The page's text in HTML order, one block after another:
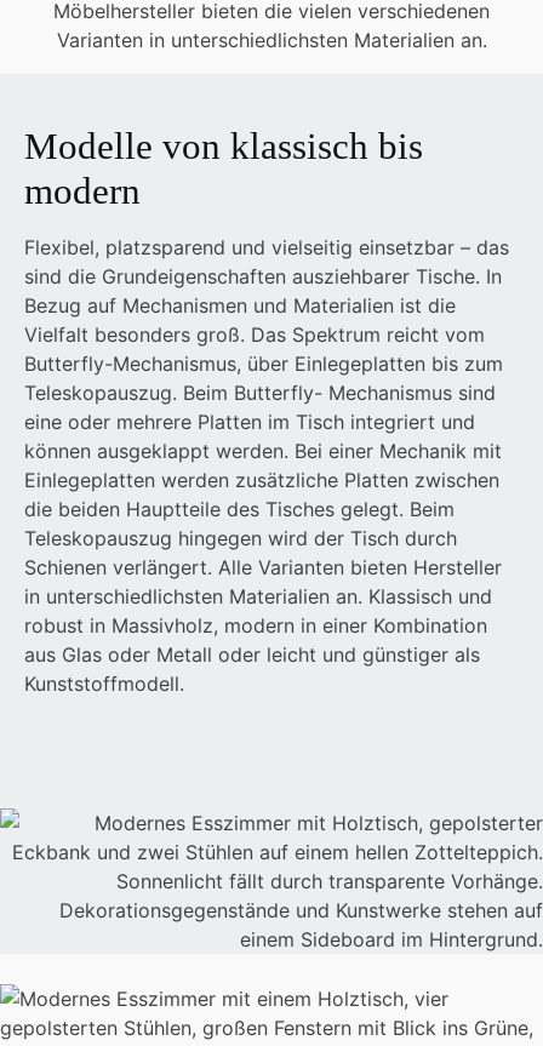
Möbelhersteller bieten die vielen verschiedenen
Varianten in unterschiedlichsten Materialien an.
Modelle von klassisch bis
modern
Flexibel, platzsparend und vielseitig einsetzbar – das
sind die Grundeigenschaften ausziehbarer Tische. In
Bezug auf Mechanismen und Materialien ist die
Vielfalt besonders groß. Das Spektrum reicht vom
Butterfly-Mechanismus, über Einlegeplatten bis zum
Teleskopauszug. Beim Butterfly- Mechanismus sind
eine oder mehrere Platten im Tisch integriert und
können ausgeklappt werden. Bei einer Mechanik mit
Einlegeplatten werden zusätzliche Platten zwischen
die beiden Hauptteile des Tisches gelegt. Beim
Teleskopauszug hingegen wird der Tisch durch
Schienen verlängert. Alle Varianten bieten Hersteller
in unterschiedlichsten Materialien an. Klassisch und
robust in Massivholz, modern in einer Kombination
aus Glas oder Metall oder leicht und günstiger als
Kunststoffmodell.